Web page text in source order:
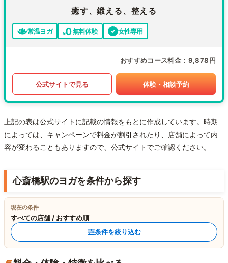
癒す、鍛える、整える
常温ヨガ 無料体験 女性専用
おすすめコース料金 9,878円
公式サイトで見る 体験・相談予約
上記の表は公式サイトに記載の情報をもとに作成しています。時期
によっては、キャンペーンで料金が割引されたり、店舗によって内
容が変わることもありますので、公式サイトでご確認ください。
心斎橋駅のヨガを条件から探す
現在の条件
すべての店舗 / おすすめ順
条件を絞り込む